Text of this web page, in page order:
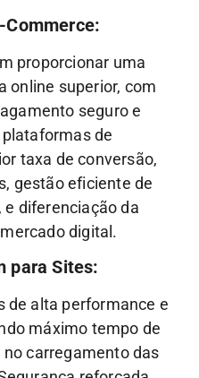
Commerce:
proporcionar uma
online superior, com
seguro e
de
taxa de conversão,
gestão eficiente de
e diferenciação da
digital.
para Sites:
de alta performance e
máximo tempo de
carregamento das